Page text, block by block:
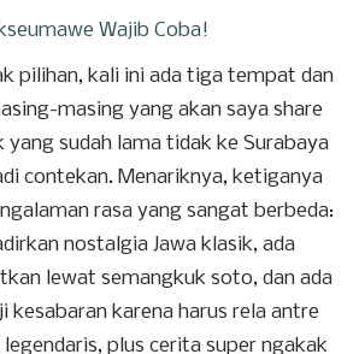
Wajib Coba!
pilihan, kali ini ada tiga tempat dan
masing yang akan saya share
yang sudah lama tidak ke Surabaya
contekan. Menariknya, ketiganya
rasa yang sangat berbeda:
nostalgia Jawa klasik, ada
lewat semangkuk soto, dan ada
kesabaran karena harus rela antre
plus cerita super ngakak